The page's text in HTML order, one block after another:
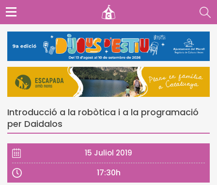
Introducció a la robòtica i a la programació
per Daidalos
15 Juliol 2019
17:30h